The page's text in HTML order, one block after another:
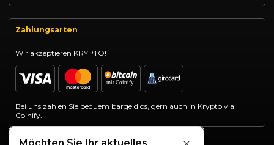
Zahlungsarten
Wir akzeptieren KRYPTO!
Bei uns zahlen Sie bequem bargeldlos, gern auch in Krypto via
Coinify.